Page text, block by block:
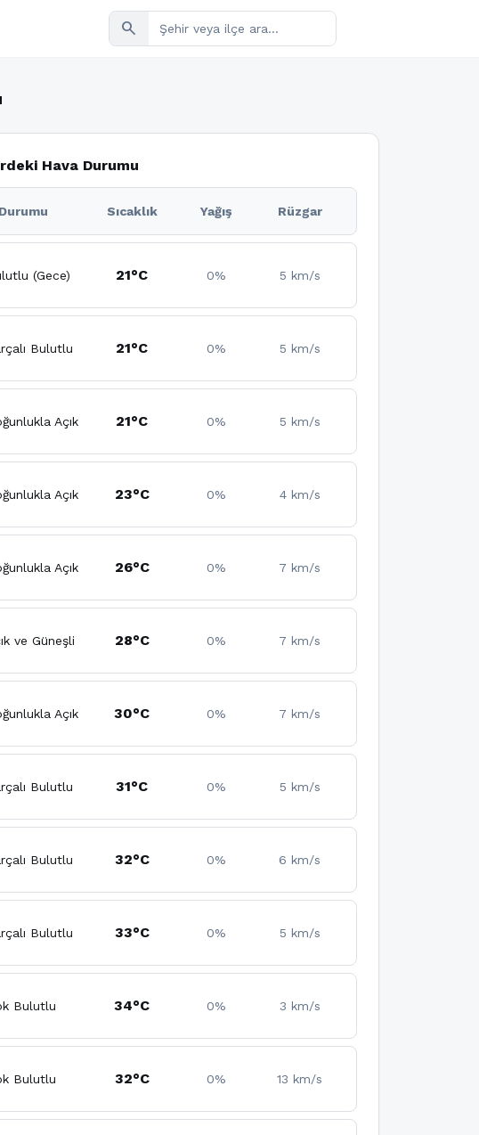
search
Hava Durumu
Sıcaklık Yağış Rüzgar
(Gece) 21°C 0% 5 km/s
Bulutlu 21°C 0% 5 km/s
Açık 21°C 0% 5 km/s
Açık 23°C 0% 4 km/s
Açık 26°C 0% 7 km/s
ve Güneşli 28°C 0% 7 km/s
Açık 30°C 0% 7 km/s
Bulutlu 31°C 0% 5 km/s
Bulutlu 32°C 0% 6 km/s
Bulutlu 33°C 0% 5 km/s
Bulutlu 34°C 0% 3 km/s
Bulutlu 32°C 0% 13 km/s